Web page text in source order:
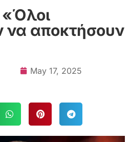
αποκτήσουν
May 17, 2025